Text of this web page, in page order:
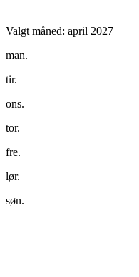
Valgt måned: april 2027
man.
tir.
ons.
tor.
fre.
lør.
søn.